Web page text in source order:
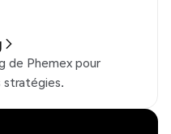
de Phemex pour